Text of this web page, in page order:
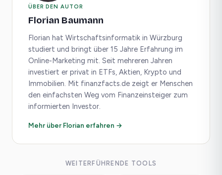
ÜBER DEN AUTOR
Florian Baumann
Florian hat Wirtschaftsinformatik in Würzburg
studiert und bringt über 15 Jahre Erfahrung im
Online-Marketing mit. Seit mehreren Jahren
investiert er privat in ETFs, Aktien, Krypto und
Immobilien. Mit finanzfacts.de zeigt er Menschen
den einfachsten Weg vom Finanzeinsteiger zum
informierten Investor.
Mehr über Florian erfahren →
WEITERFÜHRENDE TOOLS